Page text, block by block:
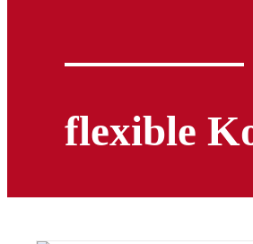
flexible